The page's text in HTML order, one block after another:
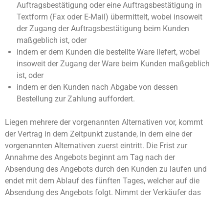
Auftragsbestätigung oder eine Auftragsbestätigung in
Textform (Fax oder E-Mail) übermittelt, wobei insoweit
der Zugang der Auftragsbestätigung beim Kunden
maßgeblich ist, oder
indem er dem Kunden die bestellte Ware liefert, wobei
insoweit der Zugang der Ware beim Kunden maßgeblich
ist, oder
indem er den Kunden nach Abgabe von dessen
Bestellung zur Zahlung auffordert.
Liegen mehrere der vorgenannten Alternativen vor, kommt
der Vertrag in dem Zeitpunkt zustande, in dem eine der
vorgenannten Alternativen zuerst eintritt. Die Frist zur
Annahme des Angebots beginnt am Tag nach der
Absendung des Angebots durch den Kunden zu laufen und
endet mit dem Ablauf des fünften Tages, welcher auf die
Absendung des Angebots folgt. Nimmt der Verkäufer das